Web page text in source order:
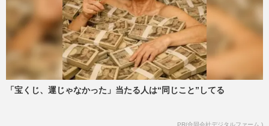
「宝くじ、運じゃなかった」当たる人は“同じこと”してる
PR(合同会社デジタルファーム )